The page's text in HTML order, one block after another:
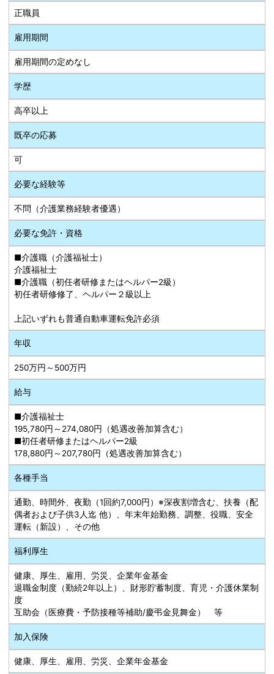
正職員
雇用期間
雇用期間の定めなし
学歴
高卒以上
既卒の応募
可
必要な経験等
不問（介護業務経験者優遇）
必要な免許・資格
■介護職（介護福祉士）
介護福祉士
■介護職（初任者研修またはヘルパー2級）
初任者研修修了、ヘルパー２級以上
上記いずれも普通自動車運転免許必須
年収
250万円～500万円
給与
■介護福祉士
195,780円～274,080円（処遇改善加算含む）
■初任者研修またはヘルパー2級
178,880円～207,780円（処遇改善加算含む）
各種手当
通勤、時間外、夜勤（1回約7,000円）※深夜割増含む、扶養（配
偶者および子供3人迄 他）、年末年始勤務、調整、役職、安全
運転（新設）、その他
福利厚生
健康、厚生、雇用、労災、企業年金基金
退職金制度（勤続2年以上）、財形貯蓄制度、育児・介護休業制
度
互助会（医療費・予防接種等補助/慶弔金見舞金） 等
加入保険
健康、厚生、雇用、労災、企業年金基金